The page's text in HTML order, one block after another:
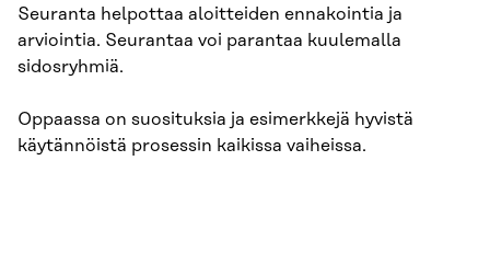
Seuranta helpottaa aloitteiden ennakointia ja
arviointia. Seurantaa voi parantaa kuulemalla
sidosryhmiä.
Oppaassa on suosituksia ja esimerkkejä hyvistä
käytännöistä prosessin kaikissa vaiheissa.